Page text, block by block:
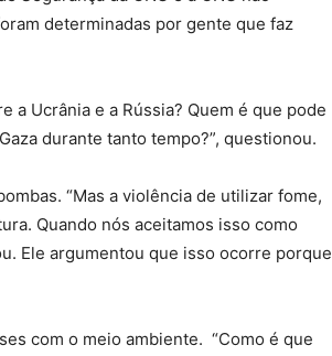
determinadas por gente que faz
a Ucrânia e a Rússia? Quem é que pode
durante tanto tempo?”, questionou.
“Mas a violência de utilizar fome,
Quando nós aceitamos isso como
Ele argumentou que isso ocorre porque
com o meio ambiente. “Como é que